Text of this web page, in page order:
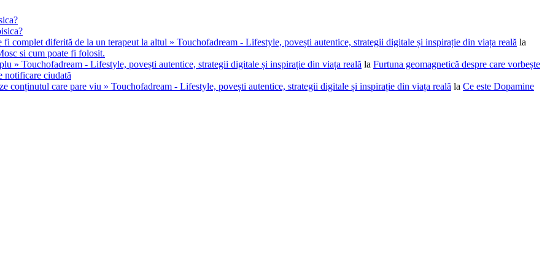
complet diferită de la un terapeut la altul » Touchofadream - Lifestyle, povești autentice, strategii digitale și inspirație din viața reală la
si cum poate fi folosit.
» Touchofadream - Lifestyle, povești autentice, strategii digitale și inspirație din viața reală la Furtuna geomagnetică despre care vorbește
notificare ciudată
conținutul care pare viu » Touchofadream - Lifestyle, povești autentice, strategii digitale și inspirație din viața reală la Ce este Dopamine